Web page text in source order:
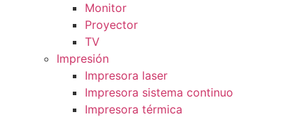
Monitor
Proyector
TV
Impresión
Impresora laser
Impresora sistema continuo
Impresora térmica